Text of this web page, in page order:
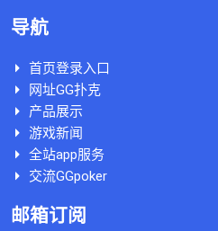
导航
首页登录入口
网址GG扑克
产品展示
游戏新闻
全站app服务
交流GGpoker
邮箱订阅